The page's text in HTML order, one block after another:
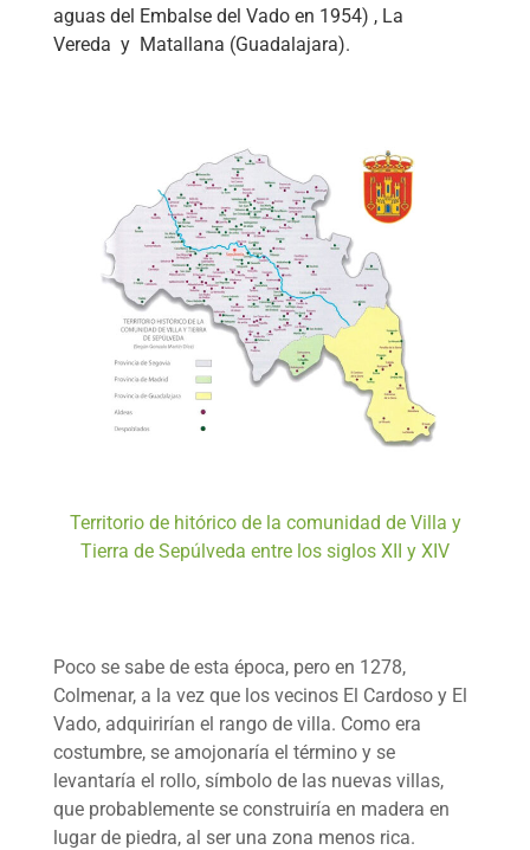
aguas del Embalse del Vadoen 1954) , La
Vereda y Matallana (Guadalajara).
Territorio de hitórico de la comunidad de Villa y
Tierra de Sepúlveda entre los siglos XII y XIV
Poco se sabe de esta época, pero en 1278,
Colmenar, a la vez que los vecinos El Cardoso y El
Vado, adquirirían el rango de villa. Como era
costumbre, se amojonaría el término y se
levantaría el rollo, símbolo de las nuevas villas,
que probablemente se construiría en madera en
lugar de piedra, al ser una zona menos rica.